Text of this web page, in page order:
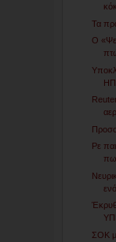
Τα
Ο
Ρε
ΣΟΚ